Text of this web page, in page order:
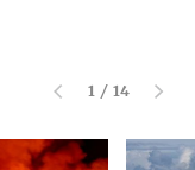
1 / 14